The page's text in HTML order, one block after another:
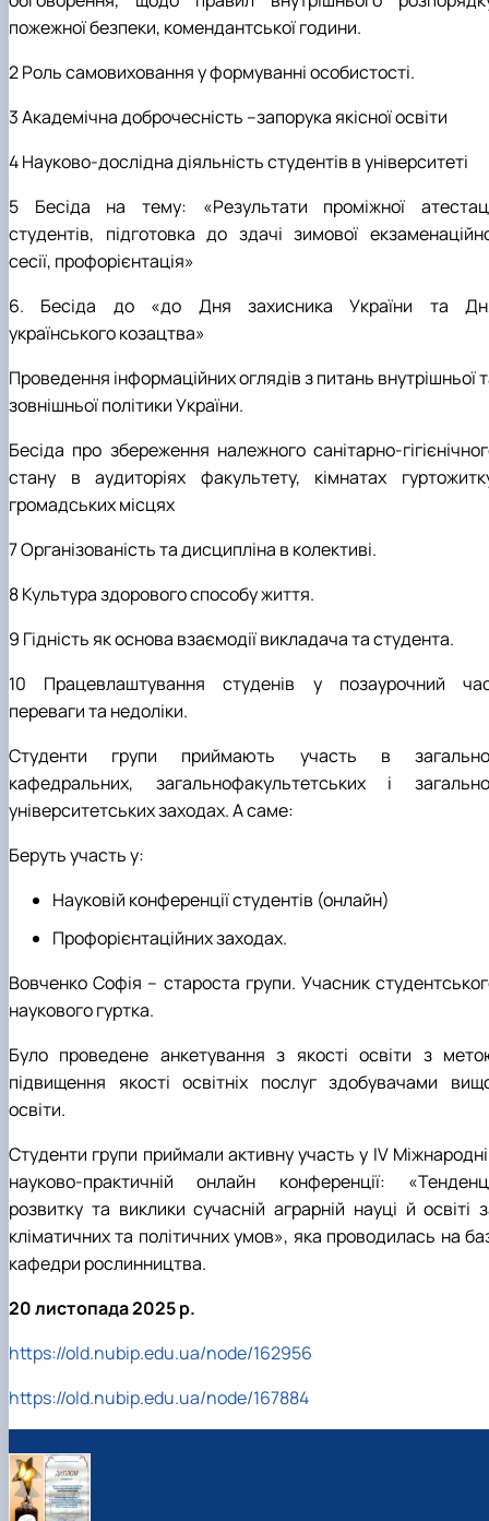
пожежної безпеки, комендантської години.
2 Роль самовиховання у формуванні особистості.
3 Академічна доброчесність –запорука якісної освіти
4 Науково-дослідна діяльність студентів в університеті
5 Бесіда на тему: «Результати проміжної
студентів, підготовка до здачі зимової
сесії, профорієнтація»
6. Бесіда до «до Дня захисника України та
українського козацтва»
Проведення інформаційних оглядів з питань внутрішньої
зовнішньої політики України.
Бесіда про збереження належного санітарно-
стану в аудиторіях факультету, кімнатах
громадських місцях
7 Організованість та дисципліна в колективі.
8 Культура здорового способу життя.
9 Гідність як основа взаємодії викладача та студента.
10 Працевлаштування студенів у позаурочний
переваги та недоліки.
Студенти групи приймають участь в
кафедральних, загальнофакультетських і
університетських заходах. А саме:
Берутьучасть у:
Науковій конференції студентів (онлайн)
Профорієнтаційних заходах.
Вовченко Софія – староста групи. Учасник
наукового гуртка.
Було проведене анкетування з якості освіти з
підвищення якості освітніх послуг здобувачами
освіти.
Студенти групи приймали активну участь у IV
науково-практичній онлайн конференції:
розвитку та виклики сучасній аграрній науці й освіті
кліматичних та політичних умов», яка проводилась на
кафедри рослинництва.
20 листопада 2025 р.
https://old.nubip.edu.ua/node/162956
https://old.nubip.edu.ua/node/167884